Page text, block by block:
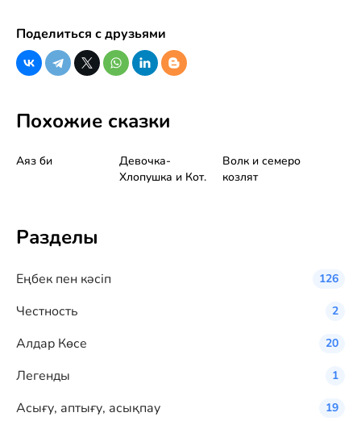
Поделиться с друзьями
Похожие сказки
Аяз би
Девочка-
Хлопушка и Кот.
Волк и семеро
козлят
Разделы
Eңбек пен кәсіп 126
Честность 2
Алдар Көсе 20
Легенды 1
Асығу, аптығу, асықпау 19